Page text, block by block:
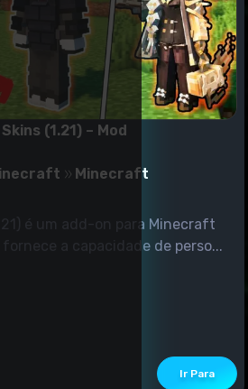
(1.21) – Mod
Minecraft
é um add-on para Minecraft
fornece a capacidade de perso...
Ir Para